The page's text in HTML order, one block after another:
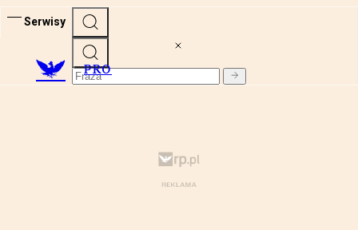
Serwisy
PRO